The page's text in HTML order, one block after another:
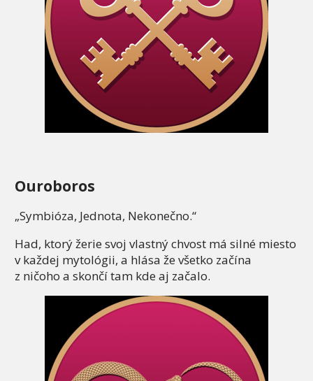
Ouroboros
„Symbióza, Jednota, Nekonečno.“
Had, ktorý žerie svoj vlastný chvost má silné miesto
v každej mytológii, a hlása že všetko začína
z ničoho a skončí tam kde aj začalo.